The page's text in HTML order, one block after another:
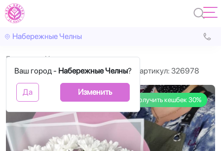
Набережные Челны
Ваш город - Набережные Челны?
Да Изменить
Главная
Хризантема
Букет из кустовых хризантем 5 шт. артикул: 326978
Получить кешбек 30%